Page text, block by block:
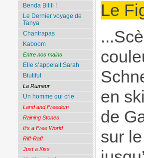
Le
en
de
sur
Benda Bilili !
Le Dernier voyage de
Tanya
Chantrapas
Kaboom
Entre nos mains
Elle s’appelait Sarah
Biutiful
La Rumeur
Un homme qui crie
Land and Freedom
Raining Stones
It’s a Free World
Riff-Raff
Just a Kiss